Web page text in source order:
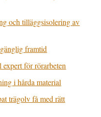
och tilläggsisolering av
framtid
för rörarbeten
i hårda material
trägolv få med rätt